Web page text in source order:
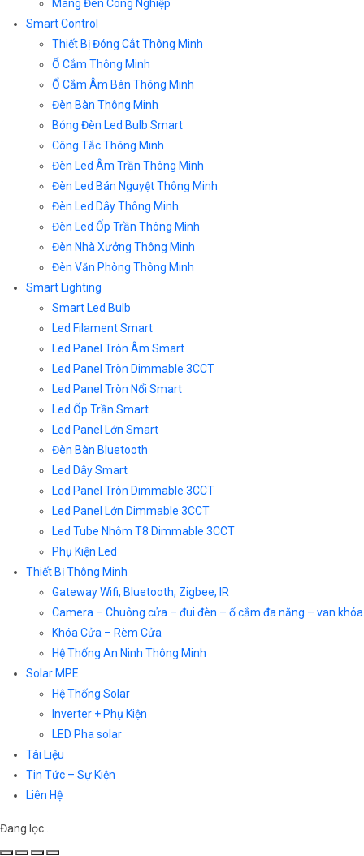
Máng Đèn Công Nghiệp
Smart Control
Thiết Bị Đóng Cắt Thông Minh
Ổ Cắm Thông Minh
Ổ Cắm Âm Bàn Thông Minh
Đèn Bàn Thông Minh
Bóng Đèn Led Bulb Smart
Công Tắc Thông Minh
Đèn Led Âm Trần Thông Minh
Đèn Led Bán Nguyệt Thông Minh
Đèn Led Dây Thông Minh
Đèn Led Ốp Trần Thông Minh
Đèn Nhà Xưởng Thông Minh
Đèn Văn Phòng Thông Minh
Smart Lighting
Smart Led Bulb
Led Filament Smart
Led Panel Tròn Âm Smart
Led Panel Tròn Dimmable 3CCT
Led Panel Tròn Nổi Smart
Led Ốp Trần Smart
Led Panel Lớn Smart
Đèn Bàn Bluetooth
Led Dây Smart
Led Panel Tròn Dimmable 3CCT
Led Panel Lớn Dimmable 3CCT
Led Tube Nhôm T8 Dimmable 3CCT
Phụ Kiện Led
Thiết Bị Thông Minh
Gateway Wifi, Bluetooth, Zigbee, IR
Camera – Chuông cửa – đui đèn – ổ cắm đa năng – van khóa
Khóa Cửa – Rèm Cửa
Hệ Thống An Ninh Thông Minh
Solar MPE
Hệ Thống Solar
Inverter + Phụ Kiện
LED Pha solar
Tài Liệu
Tin Tức – Sự Kiện
Liên Hệ
Đang lọc…